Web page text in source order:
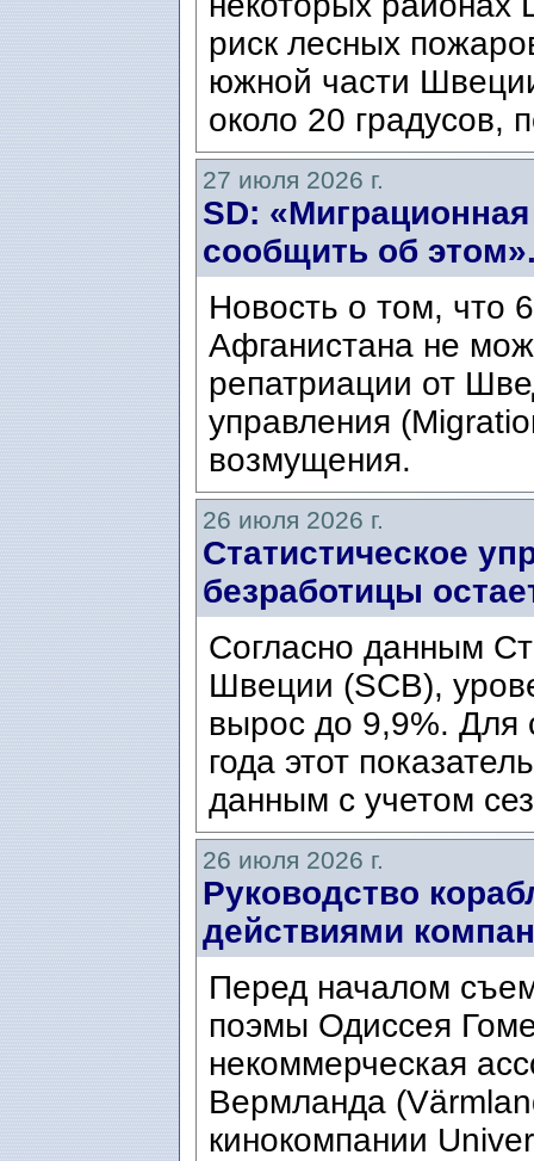
риск лесных
южной части
около 20 градусов,
27 июля 2026 г.
SD:
сообщить об
Новость о том, что
Афганистана не
репатриации от
управления
возмущения.
26 июля 2026 г.
Статистическое
безработицы
Согласно данным
Швеции (SCB),
вырос до 9,9%. Для
года этот
данным с учетом
26 июля 2026 г.
Руководство
действиями
Перед началом
поэмы Одиссея
некоммерческая
Вермланда
кинокомпании